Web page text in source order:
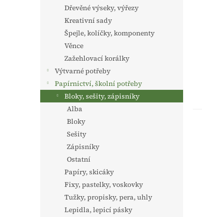
Dřevěné výseky, výřezy
Kreativní sady
Špejle, kolíčky, komponenty
Věnce
Zažehlovací korálky
Výtvarné potřeby
Papírnictví, školní potřeby
Bloky, sešity, zápisníky
Alba
Bloky
Sešity
Zápisníky
Ostatní
Papíry, skicáky
Fixy, pastelky, voskovky
Tužky, propisky, pera, uhly
Lepidla, lepicí pásky